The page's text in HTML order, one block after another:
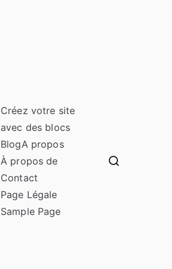
Créez votre site
avec des blocs
BlogA propos
À propos de
Contact
Page Légale
Sample Page